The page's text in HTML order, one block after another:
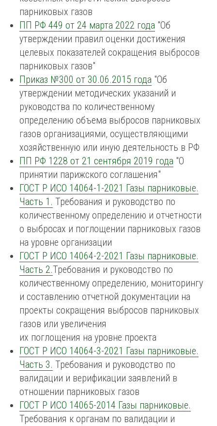
парниковых газов
ПП РФ 449 от 24 марта 2022 года "Об
утверждении правил оценки достижения
целевых показателей сокращения выбросов
парниковых газов"
Приказ №300 от 30.06.2015 года "Об
утверждении методических указаний и
руководства по количественному
определению объема выбросов парниковых
газов организациями, осуществляющими
хозяйственную или иную деятельность в РФ
ПП РФ 1228 от 21 сентября 2019 года "О
принятии парижского соглашения"
ГОСТ Р ИСО 14064-1-2021 Газы парниковые.
Часть 1. Требования и руководство по
количественному определению и отчетности
о выбросах и поглощении парниковых газов
на уровне организации
ГОСТ Р ИСО 14064-2-2021 Газы парниковые.
Часть 2.Требования и руководство по
количественному определению, мониторингу
и составлению отчетной документации на
проекты сокращения выбросов парниковых
газов или увеличения
их поглощения на уровне проекта
ГОСТ Р ИСО 14064-3-2021 Газы парниковые.
Часть 3. Требования и руководство по
валидации и верификации заявлений в
отношении парниковых газов
ГОСТ Р ИСО 14065-2014 Газы парниковые.
Требования к органам по валидации и